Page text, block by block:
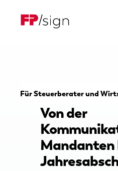
Für Steuerberater und
Von der
Mandanten